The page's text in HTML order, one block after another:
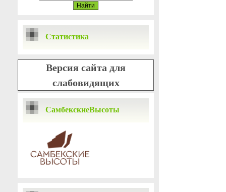
Статистика
Версия сайта для
слабовидящих
СамбекскиеВысоты